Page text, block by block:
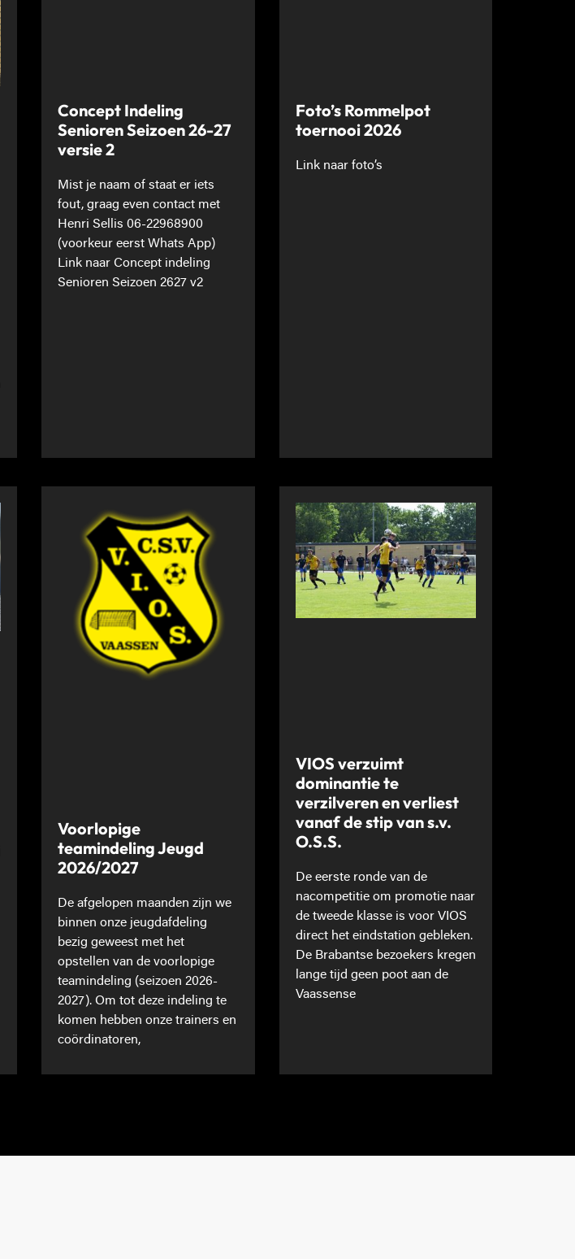
Concept Indeling
Senioren Seizoen 26-27
versie 2
Mist je naam of staat er iets
fout, graag even contact met
Henri Sellis 06-22968900
(voorkeur eerst Whats App)
Link naar Concept indeling
Senioren Seizoen 2627 v2
Foto’s Rommelpot
toernooi 2026
Link naar foto’s
Voorlopige
teamindeling Jeugd
2026/2027
De afgelopen maanden zijn we
binnen onze jeugdafdeling
bezig geweest met het
opstellen van de voorlopige
teamindeling (seizoen 2026-
2027). Om tot deze indeling te
komen hebben onze trainers en
coördinatoren,
VIOS verzuimt
dominantie te
verzilveren en verliest
vanaf de stip van s.v.
O.S.S.
De eerste ronde van de
nacompetitie om promotie naar
de tweede klasse is voor VIOS
direct het eindstation gebleken.
De Brabantse bezoekers kregen
lange tijd geen poot aan de
Vaassense